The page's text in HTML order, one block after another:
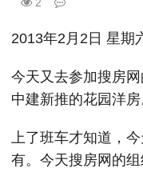
2013年2月2日 星期
今天又去参加搜房
中建新推的花园洋房
上了班车才知道，
有。今天搜房网的